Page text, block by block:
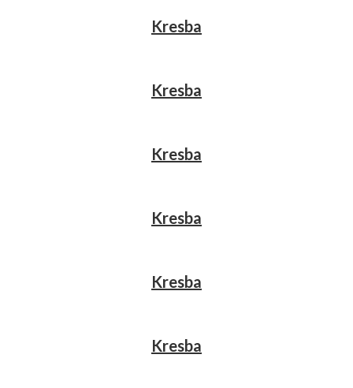
Kresba
Kresba
Kresba
Kresba
Kresba
Kresba